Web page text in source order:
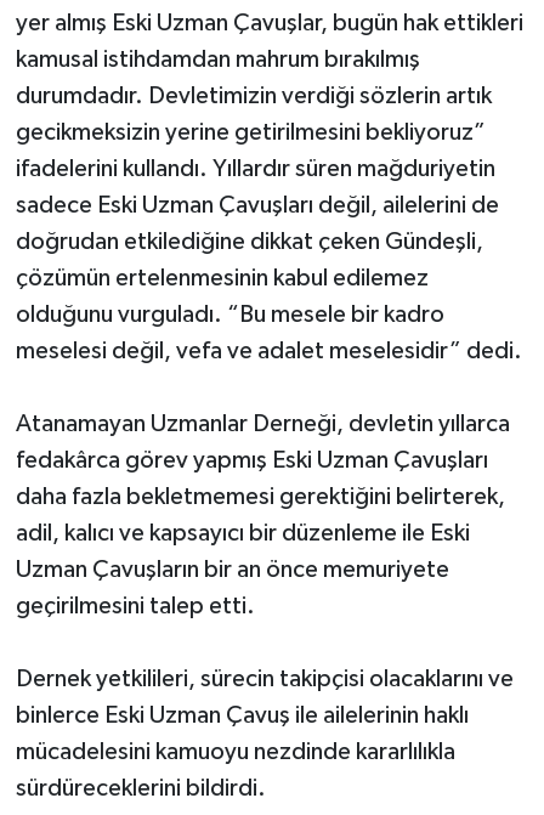
yer almış Eski Uzman Çavuşlar, bugün hak ettikleri
kamusal istihdamdan mahrum bırakılmış
durumdadır. Devletimizin verdiği sözlerin artık
gecikmeksizin yerine getirilmesini bekliyoruz”
ifadelerini kullandı. Yıllardır süren mağduriyetin
sadece Eski Uzman Çavuşları değil, ailelerini de
doğrudan etkilediğine dikkat çeken Gündeşli,
çözümün ertelenmesinin kabul edilemez
olduğunu vurguladı. “Bu mesele bir kadro
meselesi değil, vefa ve adalet meselesidir” dedi.
Atanamayan Uzmanlar Derneği, devletin yıllarca
fedakârca görev yapmış Eski Uzman Çavuşları
daha fazla bekletmemesi gerektiğini belirterek,
adil, kalıcı ve kapsayıcı bir düzenleme ile Eski
Uzman Çavuşların bir an önce memuriyete
geçirilmesini talep etti.
Dernek yetkilileri, sürecin takipçisi olacaklarını ve
binlerce Eski Uzman Çavuş ile ailelerinin haklı
mücadelesini kamuoyu nezdinde kararlılıkla
sürdüreceklerini bildirdi.